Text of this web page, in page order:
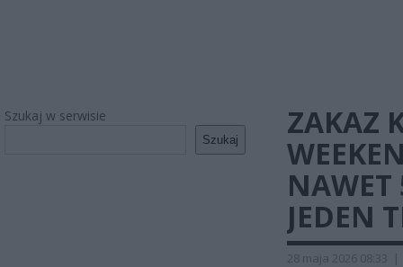
Szukaj w serwisie
Szukaj
ZAKAZ
NAWET
JEDEN
28 maja 2026 08:33 |